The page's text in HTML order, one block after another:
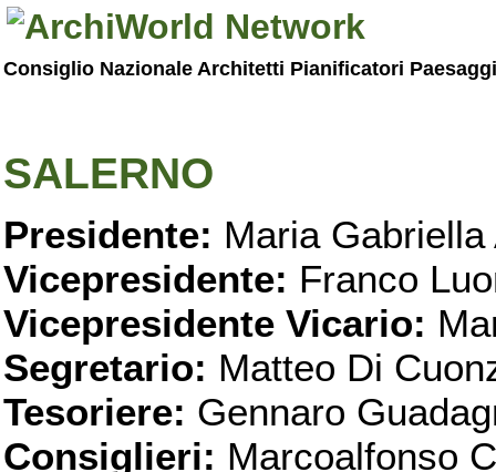
Consiglio Nazionale Architetti Pianificatori
SALERNO
Presidente: Maria Gabriella
Vicepresidente: Franco
Vicepresidente Vicario:
Segretario: Matteo Di
Tesoriere: Gennaro
Consiglieri: Marcoalfonso